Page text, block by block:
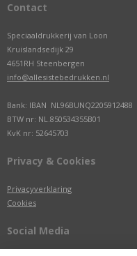
Contact
Speciaaldrukkerij van Loon
Kruislandsedijk 29
4651RH Steenbergen
info@allesistebedrukken.nl
Bank: IBAN NL96BUNQ2205912488
BTW nr: NL.850534355B01
KvK nr: 52645703
Privacy & Cookies
Privacyverklaring
Cookies
Social Media